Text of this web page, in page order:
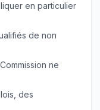
en particulier
de non
ne
des